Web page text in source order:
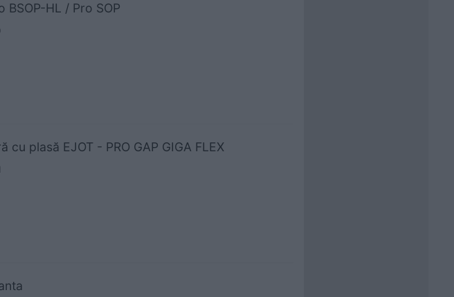
HL / Pro SOP
plasă EJOT - PRO GAP GIGA FLEX